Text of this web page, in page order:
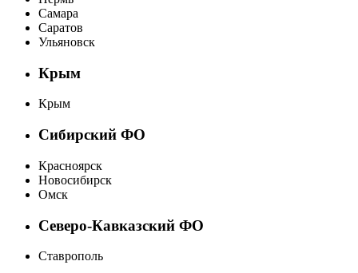
Самара
Саратов
Ульяновск
Крым
Крым
Сибирский ФО
Красноярск
Новосибирск
Омск
Северо-Кавказский ФО
Ставрополь